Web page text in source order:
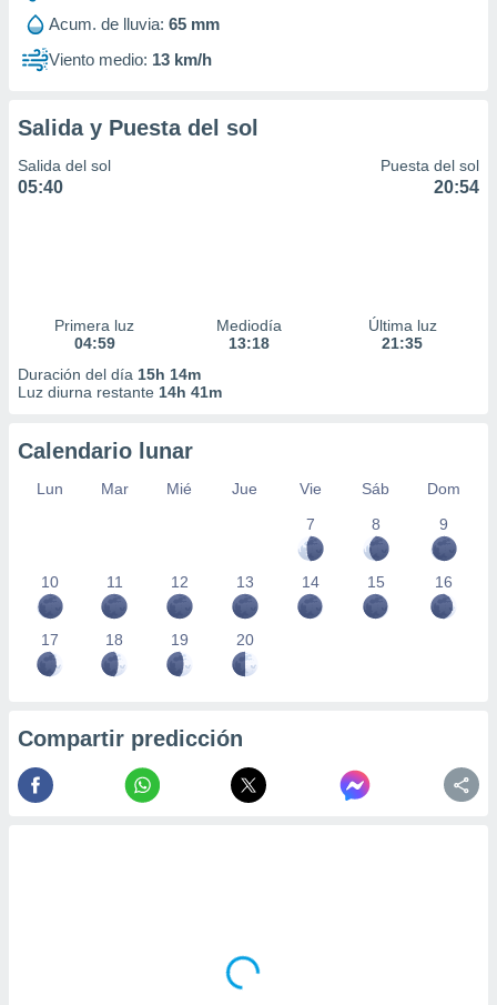
Acum. de lluvia: 65 mm
Viento medio: 13 km/h
Salida y Puesta del sol
Salida del sol
05:40
Puesta del sol
20:54
Primera luz
04:59
Mediodía
13:18
Última luz
21:35
Duración del día 15h 14m
Luz diurna restante 14h 41m
Calendario lunar
Lun Mar Mié Jue Vie Sáb
Dom
7
8 9
10 11 12 13 14 15 16
17 18 19 20
Compartir predicción